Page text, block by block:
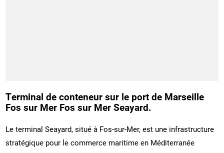
Terminal de conteneur sur le port de Marseille
Fos sur Mer Fos sur Mer Seayard.
Le terminal Seayard, situé à Fos-sur-Mer, est une infrastructure
stratégique pour le commerce maritime en Méditerranée